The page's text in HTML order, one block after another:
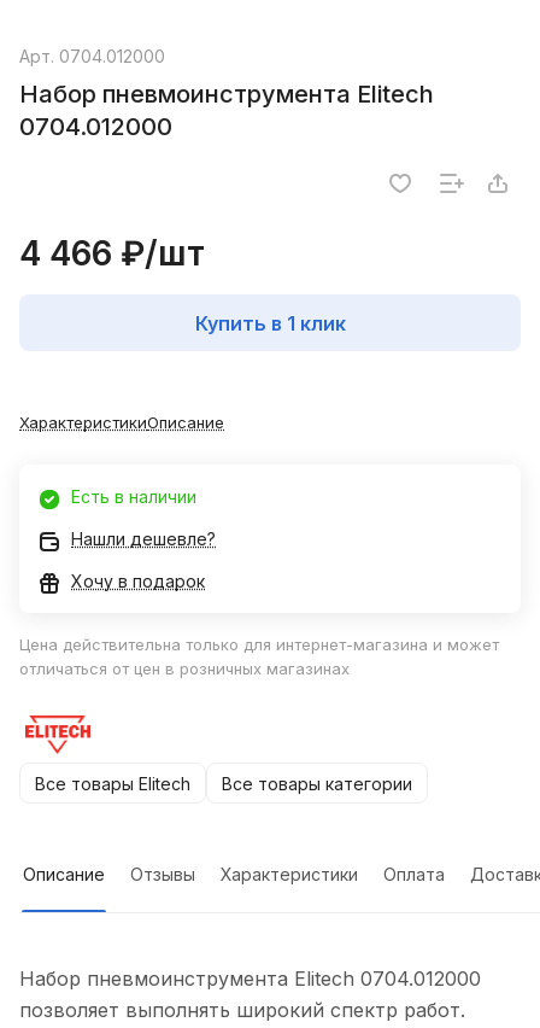
Арт. 0704.012000
Набор пневмоинструмента Elitech
0704.012000
4 466 ₽/шт
Купить в 1 клик
ХарактеристикиОписание
Есть в наличии
Нашли дешевле?
Хочу в подарок
Цена действительна только для интернет-магазина и может
отличаться от цен в розничных магазинах
Все товары Elitech Все товары категории
Описание Отзывы Характеристики Оплата
Набор пневмоинструмента Elitech 0704.012000
позволяет выполнять широкий спектр работ.